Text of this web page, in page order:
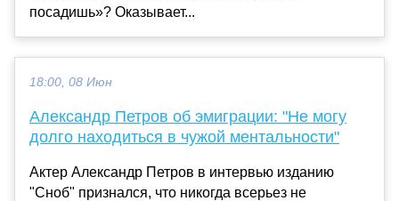
посадишь»? Оказывает...
18:00, 08 Июн
Александр Петров об эмиграции: "Не могу
долго находиться в чужой ментальности"
Актер Александр Петров в интервью изданию
"Сноб" признался, что никогда всерьез не